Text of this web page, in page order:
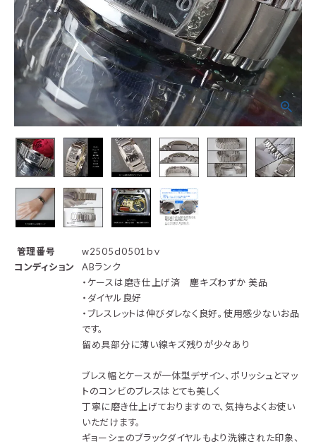
管理番号
w2505ｄ0501ｂｖ
コンディション
ABランク
・ケースは磨き仕上げ済 塵キズわずか 美品
・ダイヤル良好
・ブレスレットは伸びダレなく良好。使用感少ないお品
です。
留め具部分に薄い線キズ残りが少々あり
ブレス幅とケースが一体型デザイン、ポリッシュとマッ
トのコンビのブレスはとても美しく
丁寧に磨き仕上げておりますので、気持ちよくお使い
いただけます。
ギョーシェのブラックダイヤルもより洗練された印象、